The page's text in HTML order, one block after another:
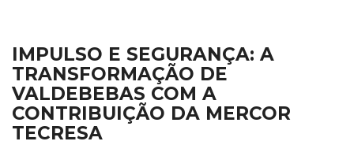
IMPULSO E SEGURANÇA: A
TRANSFORMAÇÃO DE
VALDEBEBAS COM A
CONTRIBUIÇÃO DA MERCOR
TECRESA